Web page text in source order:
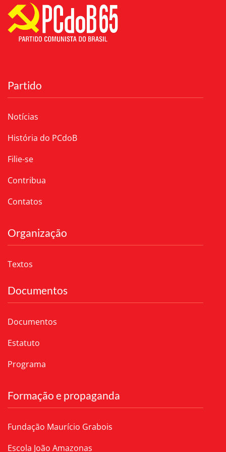
Partido
Notícias
História do PCdoB
Filie-se
Contribua
Contatos
Organização
Textos
Documentos
Documentos
Estatuto
Programa
Formação e propaganda
Fundação Maurício Grabois
Escola João Amazonas